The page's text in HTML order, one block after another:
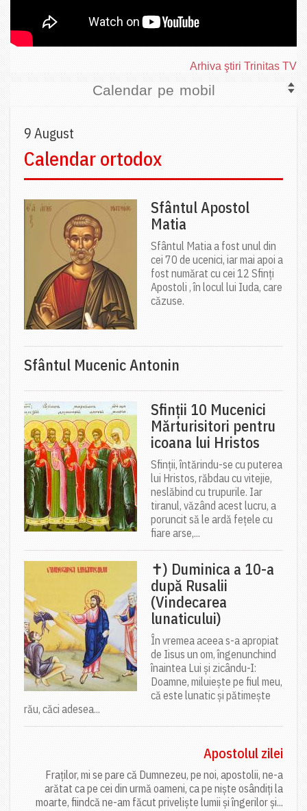
Arhiva ştiri Trinitas TV
Calendar pe mobil
9 August
Calendar ortodox
Sfântul Apostol
Matia
Sfântul Matia a fost unul din
cei 70 de ucenici, iar mai apoi a
fost numărat cu cei 12 Sfinți
Apostoli , în locul lui Iuda, care
căzuse.
Sfântul Mucenic Antonin
Sfinții 10 Mucenici
Mărturisitori pentru
icoana lui Hristos
Sfinții, întărindu-se cu puterea
lui Hristos, răbdau cu vitejie,
neslăbind cu trupurile. Iar
tiranul, văzând acest lucru, a
poruncit să le ardă fețele cu
fiare arse,...
✝) Duminica a 10-a
după Rusalii
(Vindecarea
lunaticului)
În vremea aceea s-a apropiat
de Iisus un om, îngenunchind
înaintea Lui și zicându-I:
Doamne, miluiește pe fiul meu,
că este lunatic și pătimește
rău, căci adesea...
Apostolul zilei
Fraților, mi se pare că Dumnezeu, pe noi, apostolii, ne-a
arătat ca pe cei din urmă oameni, ca pe niște osândiți la
moarte, fiindcă ne-am făcut priveliște lumii și îngerilor și...